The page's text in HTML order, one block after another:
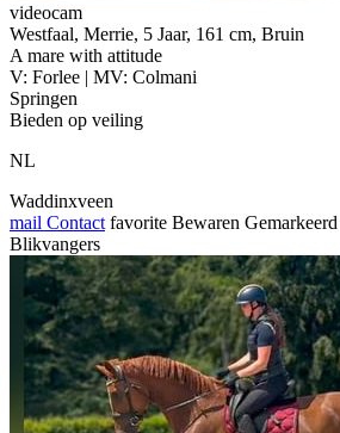
videocam
Westfaal, Merrie, 5 Jaar, 161 cm, Bruin
A mare with attitude
V: Forlee | MV: Colmani
Springen
Bieden op veiling
NL
Waddinxveen
mail Contact favorite Bewaren Gemarkeerd
Blikvangers